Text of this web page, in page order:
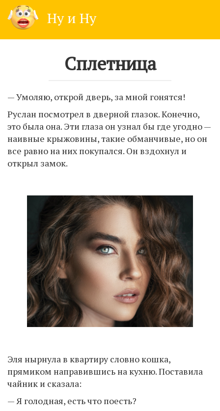
content
Ну и Ну
Сплетница
— Умоляю, открой дверь, за мной гонятся!
Руслан посмотрел в дверной глазок. Конечно,
это была она. Эти глаза он узнал бы где угодно —
наивные крыжовины, такие обманчивые, но он
все равно на них покупался. Он вздохнул и
открыл замок.
Эля нырнула в квартиру словно кошка,
прямиком направившись на кухню. Поставила
чайник и сказала:
— Я голодная, есть что поесть?